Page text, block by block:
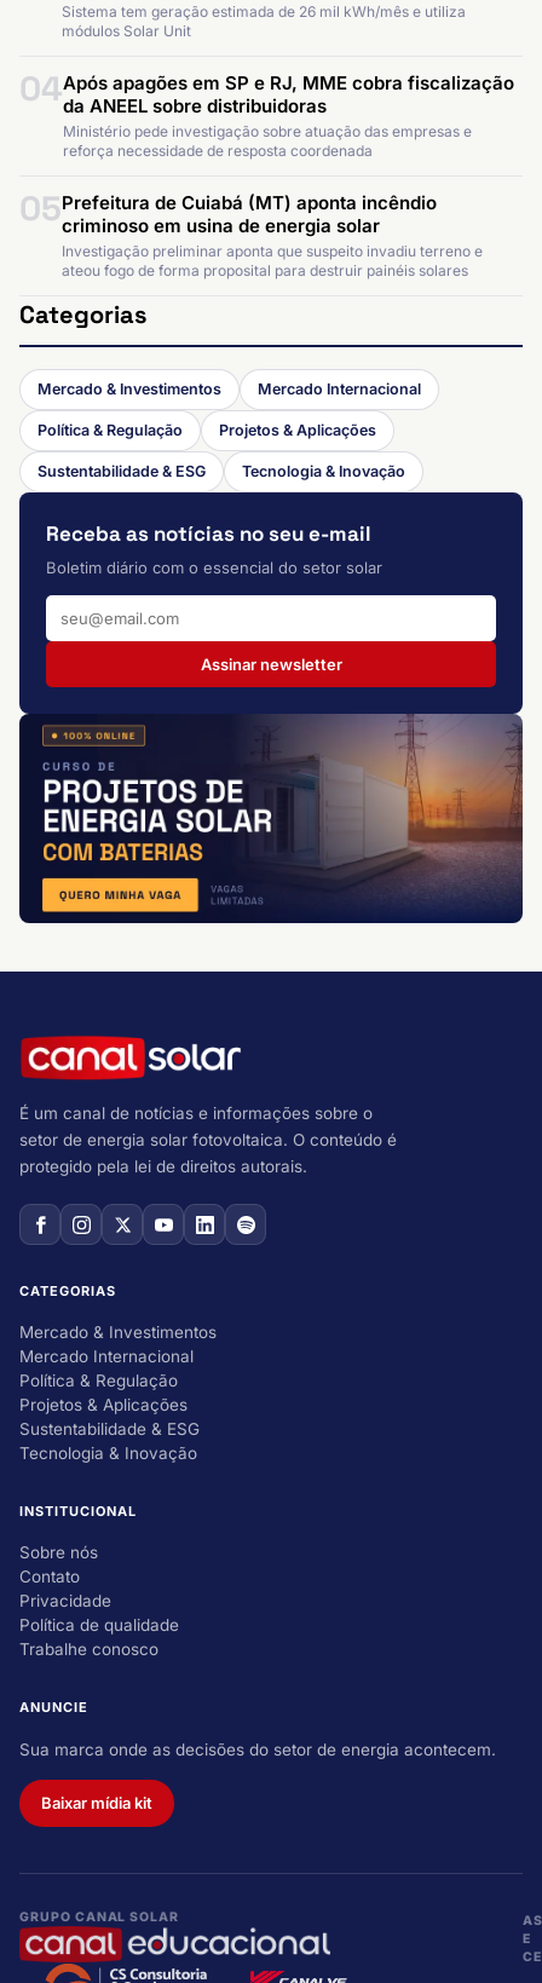
Sistema tem geração estimada de 26 mil kWh/mês e utiliza
módulos Solar Unit
04Após apagões em SP e RJ, MME cobra fiscalização
da ANEEL sobre distribuidoras
Ministério pede investigação sobre atuação das empresas e
reforça necessidade de resposta coordenada
05Prefeitura de Cuiabá (MT) aponta incêndio
criminoso em usina de energia solar
Investigação preliminar aponta que suspeito invadiu terreno e
ateou fogo de forma proposital para destruir painéis solares
Categorias
Mercado & Investimentos Mercado Internacional
Política & Regulação Projetos & Aplicações
Sustentabilidade & ESG Tecnologia & Inovação
Receba as notícias no seu e-mail
Boletim diário com o essencial do setor solar
Assinar newsletter
É um canal de notícias e informações sobre o
setor de energia solar fotovoltaica. O conteúdo é
protegido pela lei de direitos autorais.
CATEGORIAS
Mercado & Investimentos
Mercado Internacional
Política & Regulação
Projetos & Aplicações
Sustentabilidade & ESG
Tecnologia & Inovação
INSTITUCIONAL
Sobre nós
Contato
Privacidade
Política de qualidade
Trabalhe conosco
ANUNCIE
Sua marca onde as decisões do setor de energia acontecem.
Baixar mídia kit
GRUPO CANAL SOLAR
E